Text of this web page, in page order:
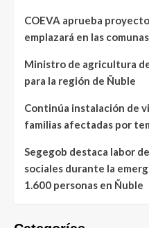
COEVA aprueba
emplazará en las
Ministro de agricultura
para la región de Ñuble
Continúa instalación de
familias afectadas por
Segegob destaca labor
sociales durante la
1.600 personas en Ñuble